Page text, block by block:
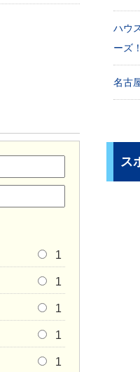
1
1
1
1
1
ハウ
ーズ！
名古
ス